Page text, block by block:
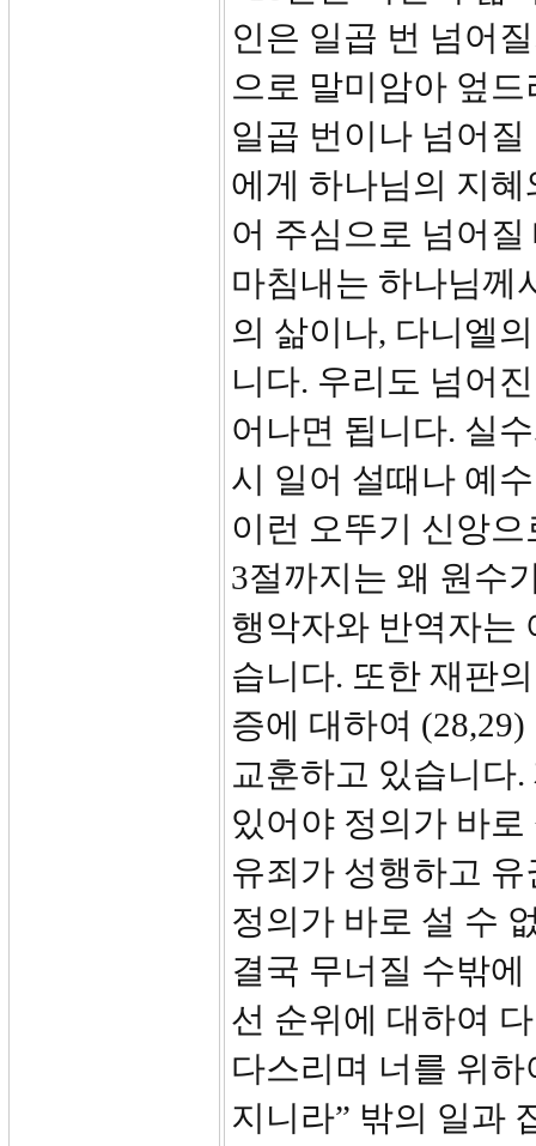
인은 일곱 번 넘어
으로 말미암아 엎
일곱 번이나 넘어
에게 하나님의 지
어 주심으로 넘어
마침내는 하나님께
의 삶이나, 다니엘
니다. 우리도 넘어
어나면 됩니다. 실
시 일어 설때나 예
이런 오뚜기 신앙
3절까지는 왜 원수
행악자와 반역자는
습니다. 또한 재판
증에 대하여
교훈하고 있습니다
있어야 정의가 바
유죄가 성행하고
정의가 바로 설 수
결국 무너질 수밖
선 순위에 대하여
다스리며 너를 위
지니라” 밖의 일과